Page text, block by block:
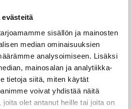
evästeitä
sisällön ja mainosten
median ominaisuuksien
analysoimiseen. Lisäksi
mainosalan ja analytiikka-
tietoja siitä, miten käytät
voivat yhdistää näitä
joita olet antanut heille tai joita on